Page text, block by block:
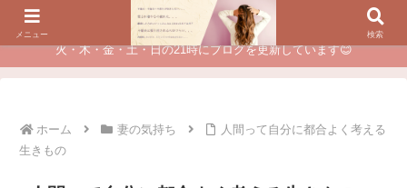
夫に不倫されたつらい経験が、あなたのチャンスに変わるカウンセリング
火・木・金・土・日の21時にブログを更新しています😊
ホーム 妻の気持ち
人間って自分に都合よく考える
生きもの
メニュー 検索